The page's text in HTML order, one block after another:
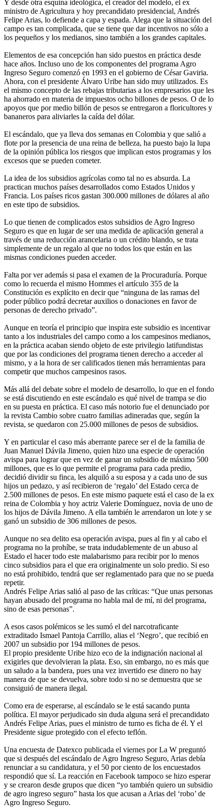
Y desde otra esquina ideológica, el creador del modelo, el ex
ministro de Agricultura y hoy precandidato presidencial, Andrés
Felipe Arias, lo defiende a capa y espada. Alega que la situación del
campo es tan complicada, que se tiene que dar incentivos no sólo a
los pequeños y los medianos, sino también a los grandes capitales.
Elementos de esa concepción han sido puestos en práctica desde
hace años. Incluso uno de los componentes del programa Agro
Ingreso Seguro comenzó en 1993 en el gobierno de César Gaviria.
Ahora, con el presidente Álvaro Uribe han sido muy utilizados. Es
el mismo concepto de las rebajas tributarias a los empresarios que les
ha ahorrado en materia de impuestos ocho billones de pesos. O de lo
apoyos que por medio billón de pesos se entregaron a floricultores y
bananeros para aliviarles la caída del dólar.
El escándalo, que ya lleva dos semanas en Colombia y que salió a
flote por la presencia de una reina de belleza, ha puesto bajo la lupa
de la opinión pública los riesgos que implican estos programas y los
excesos que se pueden cometer.
La idea de los subsidios agrícolas como tal no es absurda. La
practican muchos países desarrollados como Estados Unidos y
Francia. Los países ricos gastan 300.000 millones de dólares al año
en este tipo de subsidios.
Lo que tienen de complicados estos subsidios de Agro Ingreso
Seguro es que en lugar de ser una medida de aplicación general a
través de una reducción arancelaria o un crédito blando, se trata
simplemente de un regalo al que no todos los que están en las
mismas condiciones pueden acceder.
Falta por ver además si pasa el examen de la Procuraduría. Porque
como lo recuerda el mismo Hommes el artículo 355 de la
Constitución es explícito en decir que “ninguna de las ramas del
poder público podrá decretar auxilios o donaciones en favor de
personas de derecho privado”.
Aunque en teoría el principio que inspira este subsidio es incentivar
tanto a los industriales del campo como a los campesinos medianos,
en la práctica acaban siendo objeto de este privilegio latifundistas
que por las condiciones del programa tienen derecho a acceder al
mismo, y a la hora de ser calificados tienen más herramientas para
competir que muchos campesinos rasos.
Más allá del debate sobre el modelo de desarrollo, lo que en el fondo
se está discutiendo en este escándalo es qué nivel de trampa se dio
en su puesta en práctica. El caso más notorio fue el denunciado por
la revista Cambio sobre cuatro familias adineradas que, según la
revista, se quedaron con 25.000 millones de pesos de subsidios.
Y en particular el caso más aberrante parece ser el de la familia de
Juan Manuel Dávila Jimeno, quien hizo una especie de operación
avispa para lograr que en vez de ganar un subsidio de máximo 500
millones, que es lo que permite el programa para cada predio,
decidió dividir su finca, les alquiló a su esposa y a cada uno de sus
hijos un pedazo, y así recibieron de ‘regalo’ del Estado cerca de
2.500 millones de pesos. En este mismo paquete está el caso de la ex
reina de Colombia y hoy actriz Valerie Domínguez, novia de uno de
los hijos de Dávila Jimeno. A ella también le arrendaron un lote y se
ganó un subsidio de 306 millones de pesos.
Aunque no sea delito esa operación avispa, pues al fin y al cabo el
programa no la prohíbe, se trata indudablemente de un abuso al
Estado el hacer todo este malabarismo para recibir por lo menos
cinco subsidios para el que era originalmente un solo predio. Si eso
no está prohibido, tendrá que ser reglamentado para que no se pueda
repetir.
Andrés Felipe Arias salió al paso de las críticas: “Que unas personas
hayan abusado del programa no habla mal de mí, ni del programa,
sino de esas personas”.
A esos casos polémicos se les sumó el del narcotraficante
extraditado Ismael Pantoja Carrillo, alias el ‘Negro’, que recibió en
2007 un subsidio por 194 millones de pesos.
El propio presidente Uribe hizo eco de la indignación nacional al
exigirles que devolvieran la plata. Eso, sin embargo, no es más que
un saludo a la bandera, pues una vez invertido ese dinero no hay
manera de que se devuelva, sobre todo si no se demuestra que se
consiguió de manera ilegal.
Como era de esperarse, al escándalo se le está sacando punta
política. El mayor perjudicado sin duda alguna será el precandidato
Andrés Felipe Arias, pues el ministro de turno es ficha de él. Y el
Presidente sigue protegido con el efecto teflón.
Una encuesta de Datexco publicada el viernes por La W preguntó
que si después del escándalo de Agro Ingreso Seguro, Arias debía
renunciar a su candidatura, y el 50 por ciento de los encuestados
respondió que sí. La reacción en Facebook tampoco se hizo esperar
y se crearon desde grupos que dicen “yo también quiero un subsidio
de agro ingreso seguro” hasta los que acusan a Arias del ‘robo’ de
Agro Ingreso Seguro.